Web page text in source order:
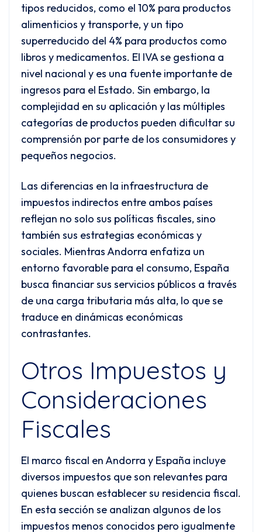
tipos reducidos, como el 10% para productos
alimenticios y transporte, y un tipo
superreducido del 4% para productos como
libros y medicamentos. El IVA se gestiona a
nivel nacional y es una fuente importante de
ingresos para el Estado. Sin embargo, la
complejidad en su aplicación y las múltiples
categorías de productos pueden dificultar su
comprensión por parte de los consumidores y
pequeños negocios.
Las diferencias en la infraestructura de
impuestos indirectos entre ambos países
reflejan no solo sus políticas fiscales, sino
también sus estrategias económicas y
sociales. Mientras Andorra enfatiza un
entorno favorable para el consumo, España
busca financiar sus servicios públicos a través
de una carga tributaria más alta, lo que se
traduce en dinámicas económicas
contrastantes.
Otros Impuestos y
Consideraciones
Fiscales
El marco fiscal en Andorra y España incluye
diversos impuestos que son relevantes para
quienes buscan establecer su residencia fiscal.
En esta sección se analizan algunos de los
impuestos menos conocidos pero igualmente